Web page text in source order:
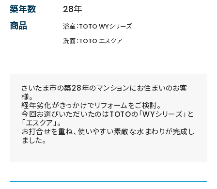
築年数
28年
商品
浴室：TOTO WYシリーズ
洗面：TOTO エスクア
さいたま市の築28年のマンションにお住まいのお客
様。
経年劣化がきっかけでリフォームをご検討。
今回お選びいただいたのはTOTOの「WYシリーズ」と
「エスクア」。
お打合せを重ね、使いやすい素敵な水まわりが完成し
ました。